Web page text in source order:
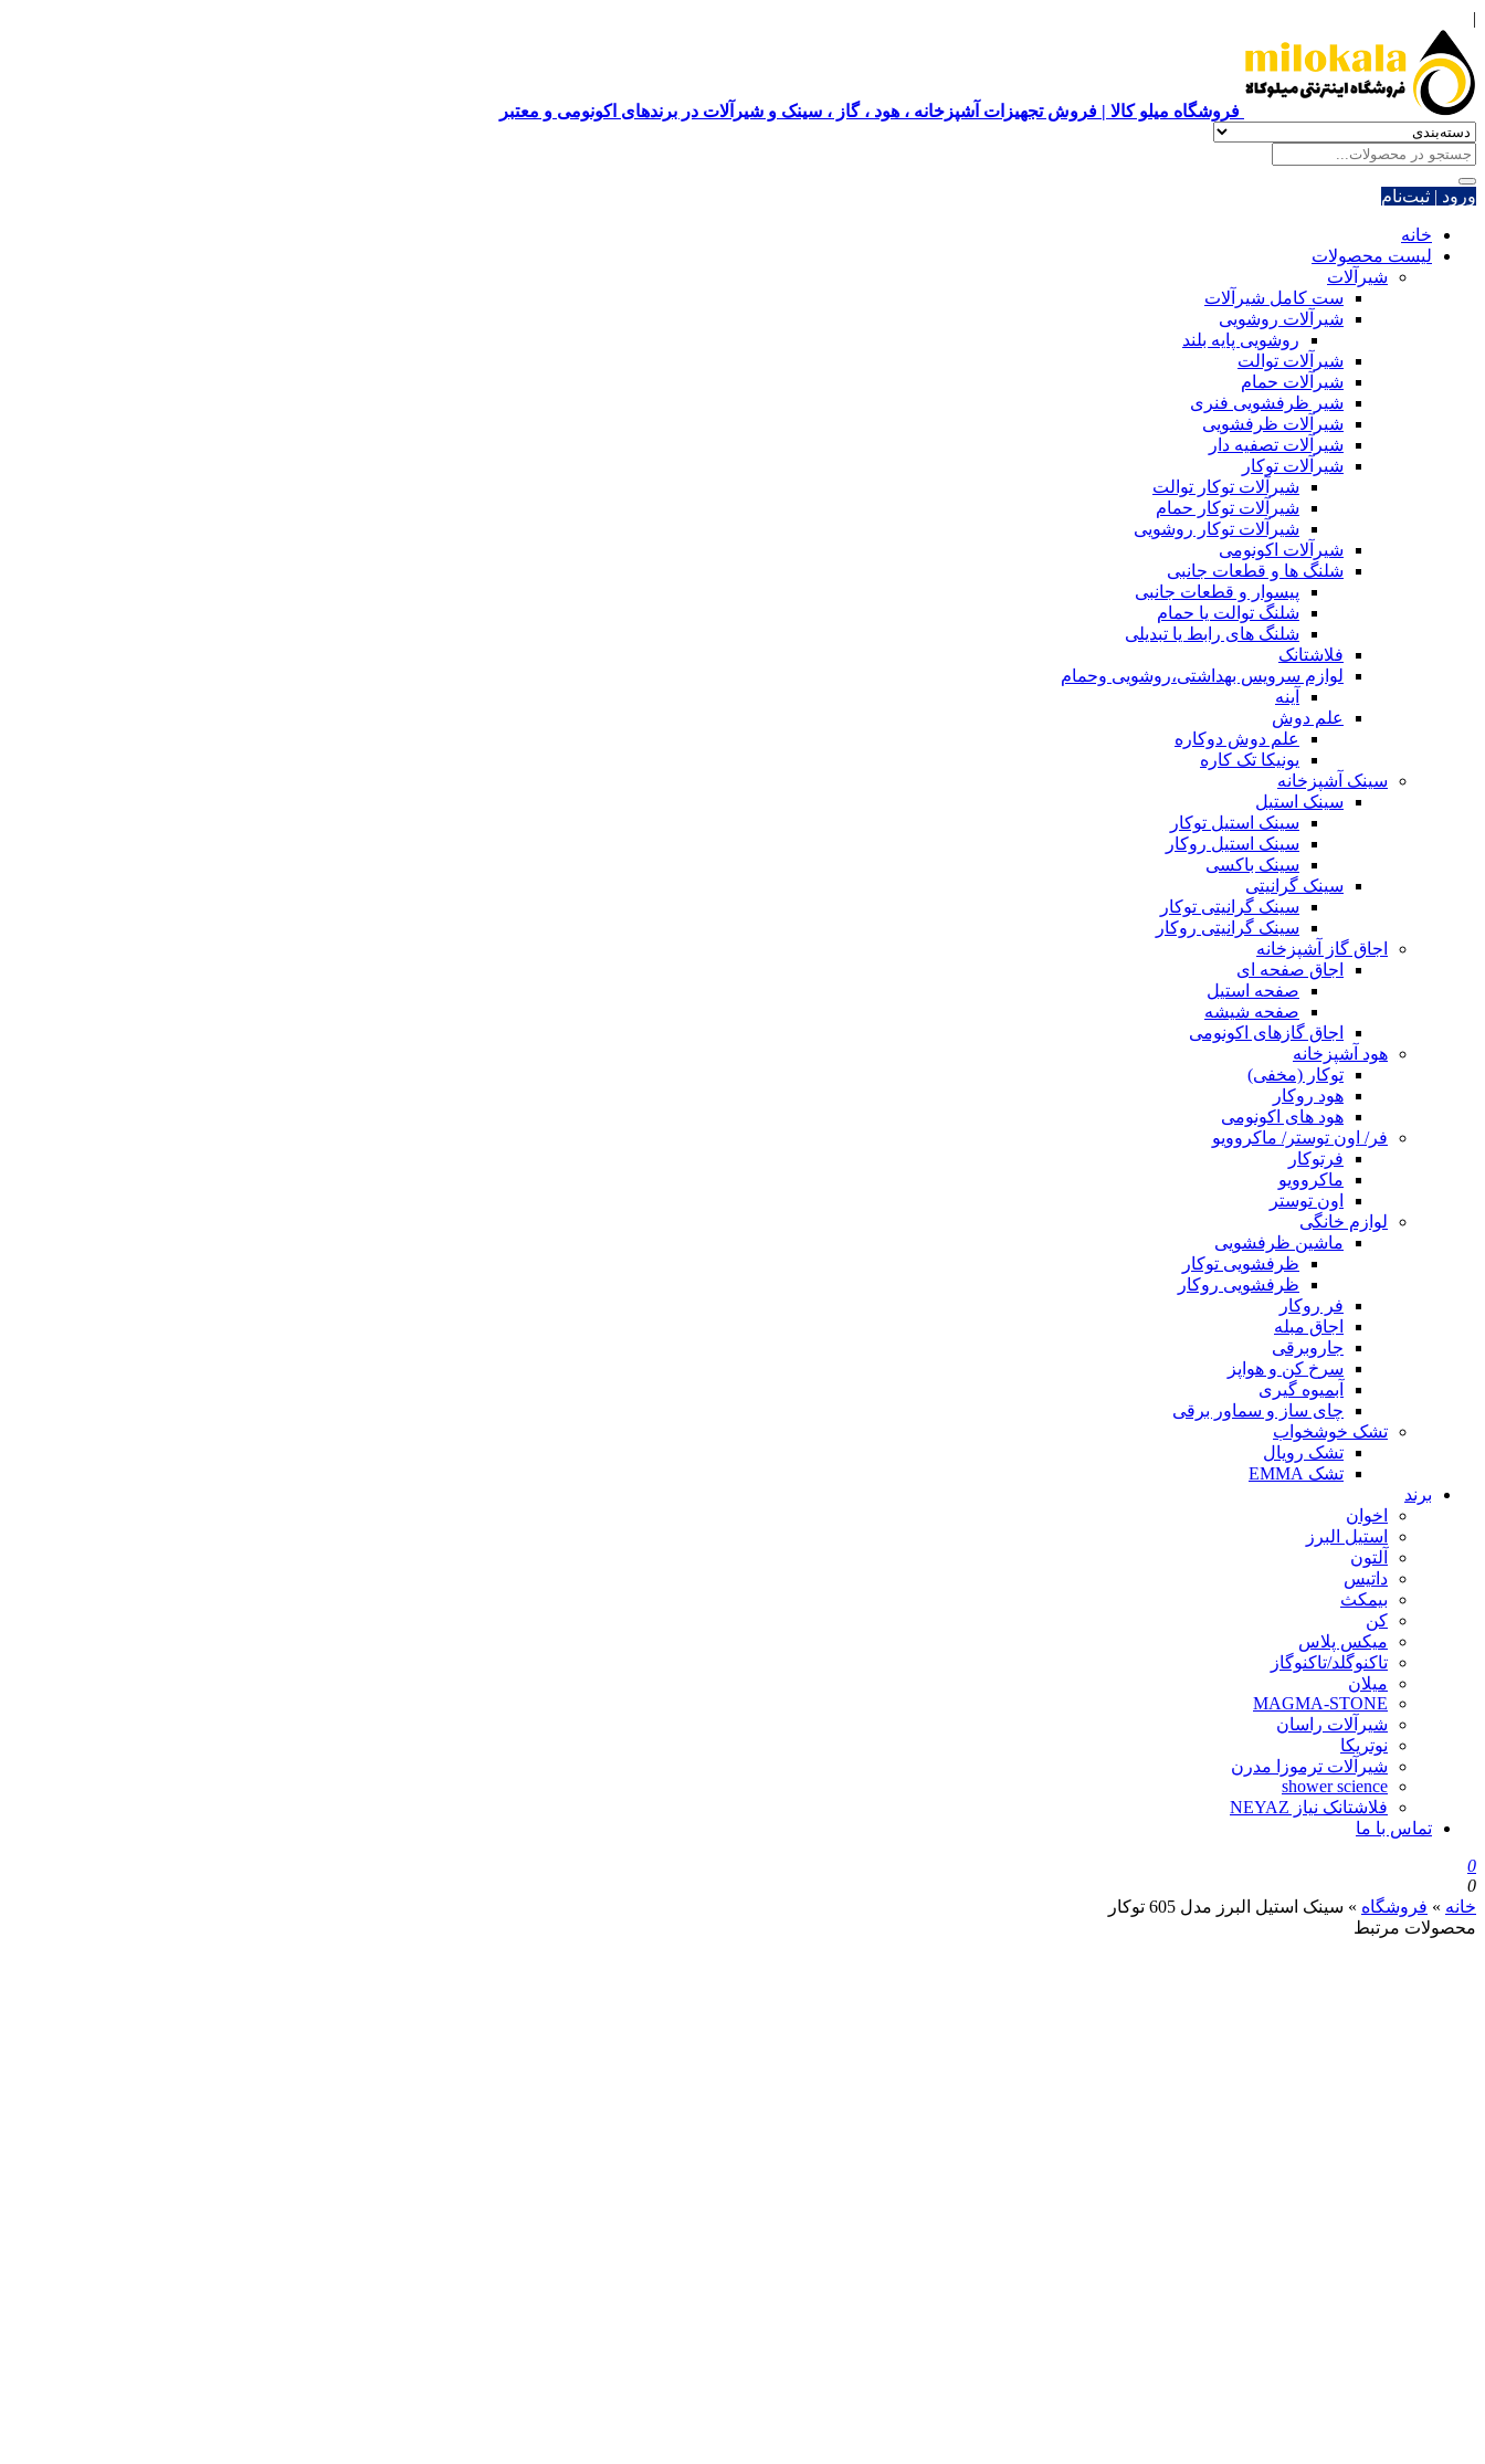
|
فروشگاه میلو کالا | فروش تجهیزات آشپزخانه ، هود ، گاز ، سینک و شیرآلات در برندهای اکونومی و معتبر
ورود | ثبت‌نام
خانه
لیست محصولات
شیرآلات
ست کامل شیرآلات
شیرآلات روشویی
روشویی پایه بلند
شیرآلات توالت
شیرآلات حمام
شیر ظرفشویی فنری
شیرآلات ظرفشویی
شیرآلات تصفیه دار
شیرآلات توکار
شیرآلات توکار توالت
شیرآلات توکار حمام
شیرآلات توکار روشویی
شیرآلات اکونومی
شلنگ ها و قطعات جانبی
پیسوار و قطعات جانبی
شلنگ توالت یا حمام
شلنگ های رابط یا تبدیلی
فلاشتانک
لوازم سرویس بهداشتی،روشویی وحمام
آینه
علم دوش
علم دوش دوکاره
یونیکا تک کاره
سینک آشپزخانه
سینک استیل
سینک استیل توکار
سینک استیل روکار
سینک باکسی
سینک گرانیتی
سینک گرانیتی توکار
سینک گرانیتی روکار
اجاق گاز آشپزخانه
اجاق صفحه ای
صفحه استیل
صفحه شیشه
اجاق گازهای اکونومی
هود آشپزخانه
توکار (مخفی)
هود روکار
هود های اکونومی
فر/ اون توستر/ ماکروویو
فرتوکار
ماکروویو
اون توستر
لوازم خانگی
ماشین ظرفشویی
ظرفشویی توکار
ظرفشویی روکار
فر روکار
اجاق مبله
جاروبرقی
سرخ کن و هواپز
آبمیوه گیری
چای ساز و سماور برقی
تشک خوشخواب
تشک رویال
تشک EMMA
برند
اخوان
استیل البرز
آلتون
داتیس
بیمکث
کن
میکس پلاس
تاکنوگلد/تاکنوگاز
میلان
MAGMA-STONE
شیرآلات راسان
نوتریکا
شیرآلات ترموزا مدرن
shower science
فلاشتانک نیاز NEYAZ
تماس با ما
0
0
خانه » فروشگاه » سینک استیل البرز مدل 605 توکار
محصولات مرتبط